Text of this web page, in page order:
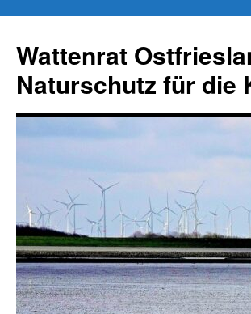
springen
Wattenrat
Naturschutz für die